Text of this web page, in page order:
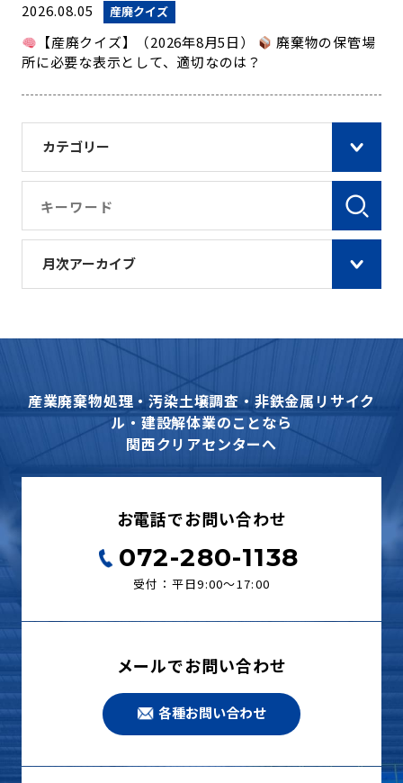
カテゴリー
月次アーカイブ
2026.08.05 産廃クイズ
【産廃クイズ】（2026年8月5日）
廃棄物の保管場
所に必要な表示として、適切なのは？
産業廃棄物処理・汚染土壌調査・非鉄金属リサイク
ル・建設解体業のことなら
関西クリアセンターへ
お電話でお問い合わせ
072-280-1138
受付：平日9:00〜17:00
メールでお問い合わせ
各種お問い合わせ